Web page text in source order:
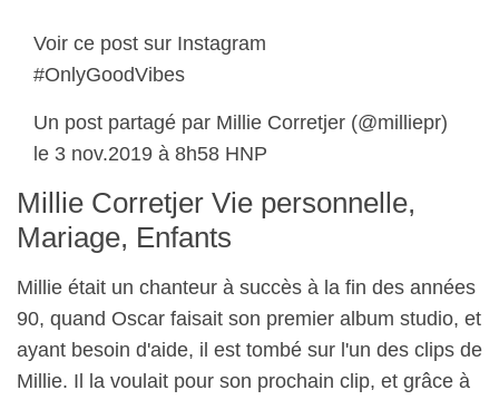
Voir ce post sur Instagram
#OnlyGoodVibes
Un post partagé par Millie Corretjer (@milliepr)
le 3 nov.2019 à 8h58 HNP
Millie Corretjer Vie personnelle,
Mariage, Enfants
Millie était un chanteur à succès à la fin des années
90, quand Oscar faisait son premier album studio, et
ayant besoin d'aide, il est tombé sur l'un des clips de
Millie. Il la voulait pour son prochain clip, et grâce à